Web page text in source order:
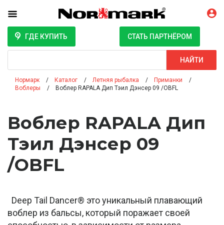
ГДЕ КУПИТЬ СТАТЬ ПАРТНЁРОМ
НАЙТИ
Нормарк Каталог Летняя рыбалка
Приманки
Воблеры
Воблер RAPALA Дип Тэил Дэнсер 09 /OBFL
Воблер RAPALA Дип
Тэил Дэнсер 09
/OBFL
Deep Tail Dancer® это уникальный плавающий
воблер из бальсы, который поражает своей